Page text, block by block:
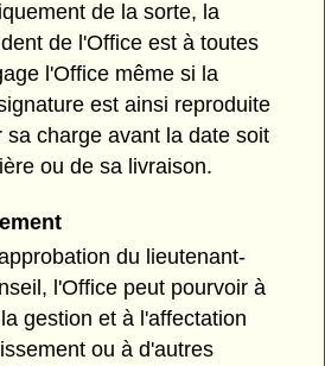
de la sorte, la
de l'Office est à toutes
l'Office même si la
est ainsi reproduite
sa charge avant la date soit
ou de sa livraison.
du lieutenant-
l'Office peut pourvoir à
gestion et à l'affectation
ou à d'autres